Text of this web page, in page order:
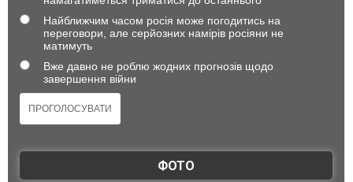
Найближчим часом росія може погодитись на
переговори, але серйозних намірів росіяни не
матимуть
Вже давно не роблю жодних прогнозів щодо
завершення війни
ФОТО